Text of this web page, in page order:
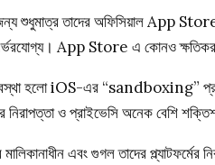
শুধুমাত্র তাদের অফিসিয়াল App
নির্ভরযোগ্য। App Store এ কোনও
হলো iOS-এর “sandboxing”
ও প্রাইভেসি অনেক বেশি
এবং গুগল তাদের